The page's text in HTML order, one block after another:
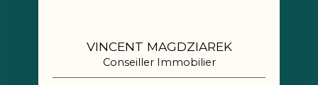
VINCENT MAGDZIAREK
Conseiller Immobilier